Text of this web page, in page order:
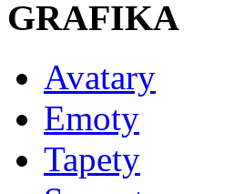
GRAFIKA
Avatary
Emoty
Tapety